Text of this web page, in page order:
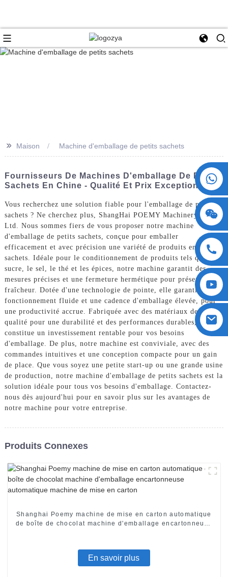
+86 15730993174
>> Maison Machine d'emballage de petits sachets
Fournisseurs De Machines D'emballage De Petits
Sachets En Chine - Qualité Et Prix Exceptionnels
Vous recherchez une solution fiable pour l'emballage de petits
sachets ? Ne cherchez plus, ShangHai POEMY Machinery Co.,
Ltd. Nous sommes fiers de vous proposer notre machine
d'emballage de petits sachets, conçue pour emballer
efficacement et avec précision une variété de produits en petits
sachets. Idéale pour le conditionnement de produits tels que le
sucre, le sel, le thé et les épices, notre machine garantit des
mesures précises et une fermeture hermétique pour préserver la
fraîcheur. Dotée d'une technologie de pointe, elle garantit un
fonctionnement fluide et une cadence d'emballage élevée, pour
une productivité accrue. Fabriquée avec des matériaux de haute
qualité pour une durabilité et des performances durables, elle
constitue un investissement rentable pour vos besoins
d'emballage. De plus, notre machine est conviviale, avec des
commandes intuitives et une conception compacte pour un gain
de place. Que vous soyez une petite start-up ou une grande usine
de production, notre machine d'emballage de petits sachets est la
solution idéale pour tous vos besoins d'emballage. Contactez-
nous dès aujourd'hui pour en savoir plus sur les avantages de
notre machine pour votre entreprise.
Produits Connexes
Shanghai Poemy machine de mise en carton automatique
de boîte de chocolat machine d'emballage encartonneuse
En savoir plus